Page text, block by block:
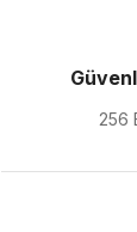
256